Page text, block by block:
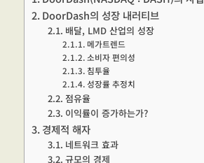
DoorDash의 성장 내러티브
배달, LMD 산업의 성장
메가트렌드
소비자 편의성
침투율
성장률 추정치
점유율
이익률이 증가하는가?
경제적 해자
네트워크 효과
규모의 경제